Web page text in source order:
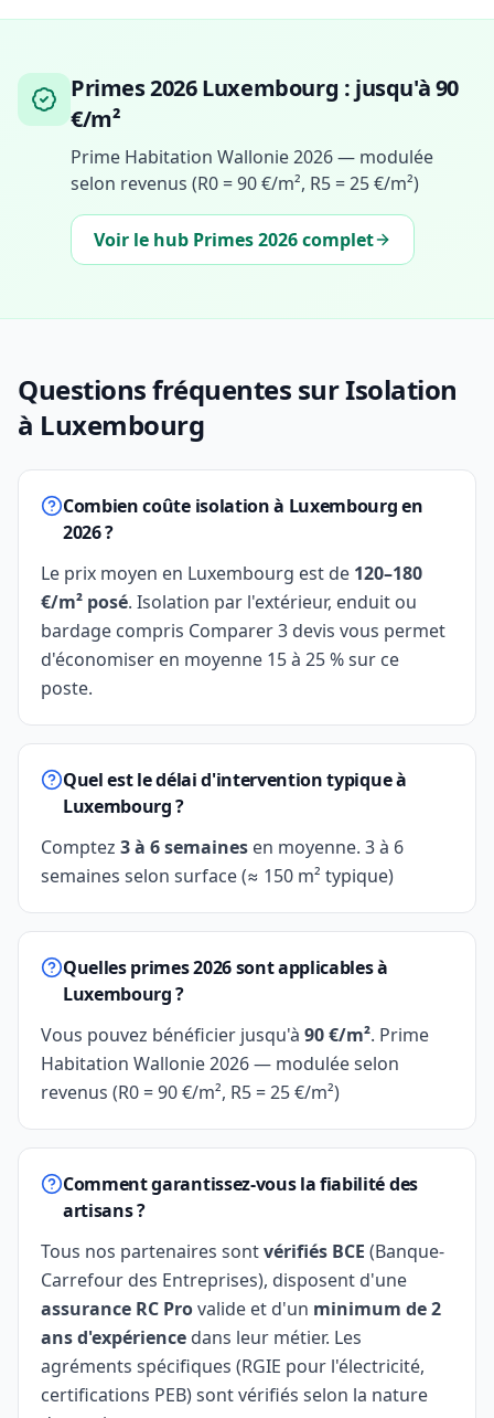
Primes 2026 Luxembourg : jusqu'à 90
€/m²
Prime Habitation Wallonie 2026 — modulée
selon revenus (R0 = 90 €/m², R5 = 25 €/m²)
Voir le hub Primes 2026 complet
Questions fréquentes sur Isolation
à Luxembourg
Combien coûte isolation à Luxembourg en
2026 ?
Le prix moyen en Luxembourg est de 120–180
€/m² posé. Isolation par l'extérieur, enduit ou
bardage compris Comparer 3 devis vous permet
d'économiser en moyenne 15 à 25 % sur ce
poste.
Quel est le délai d'intervention typique à
Luxembourg ?
Comptez 3 à 6 semaines en moyenne. 3 à 6
semaines selon surface (≈ 150 m² typique)
Quelles primes 2026 sont applicables à
Luxembourg ?
Vous pouvez bénéficier jusqu'à 90 €/m². Prime
Habitation Wallonie 2026 — modulée selon
revenus (R0 = 90 €/m², R5 = 25 €/m²)
Comment garantissez-vous la fiabilité des
artisans ?
Tous nos partenaires sontvérifiés BCE (Banque-
Carrefour des Entreprises), disposent d'une
assurance RC Provalide et d'un minimum de 2
ans d'expérience dans leur métier. Les
agréments spécifiques (RGIE pour l'électricité,
certifications PEB) sont vérifiés selon la nature